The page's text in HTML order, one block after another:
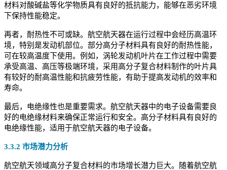
材料对酸碱盐等化学物质具有良好的抵抗能力，能够在恶劣环境
下保持性能稳定。
再者，耐热性不可或缺。航空航天器在运行过程中会经历高温环
境，特别是发动机部位。部分高分子材料具有良好的耐热性能，
可在较高温度下使用。例如，涡轮发动机叶片在工作过程中需要
承受高温、高压等极端环境，采用高分子复合材料制作的叶片具
有较好的耐高温性能和抗疲劳性能，有助于提高发动机的效率和
寿命。
最后，电绝缘性也是重要需求。航空航天器中的电子设备需要良
好的电绝缘材料来确保正常运行和安全。高分子材料具有良好的
电绝缘性能，适用于航空航天器的电子设备。
3.3.2 市场潜力分析
航空航天领域高分子复合材料的市场增长潜力巨大。随着航空航